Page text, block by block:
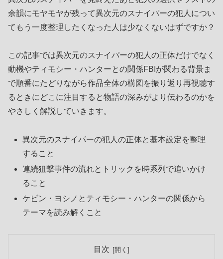
余韻にモヤモヤが残って異次元のスナイパーの犯人につい
てもう一度整理したくなった人は少なくないはずですか？
この記事では異次元のスナイパーの犯人の正体だけでなく
動機やティモシー・ハンターとの関係FBIが関わる背景ま
で順番にたどりながら作品全体の構図を振り返り再視聴す
るときにどこに注目すると物語の深みがより伝わるのかを
やさしく解説していきます。
異次元のスナイパーの犯人の正体と基本設定を整理
すること
連続狙撃事件の流れとトリックを時系列で追いかけ
ること
ケビン・ヨシノとティモシー・ハンターの関係から
テーマを読み解くこと
目次